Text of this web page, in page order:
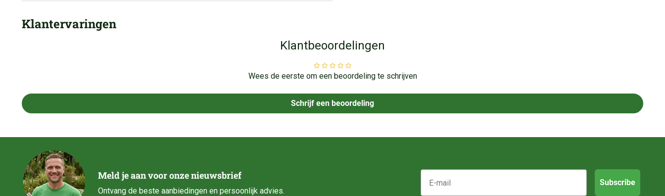
Klantervaringen
Klantbeoordelingen
Wees de eerste om een beoordeling te schrijven
Schrijf een beoordeling
Meld je aan voor onze nieuwsbrief
Ontvang de beste aanbiedingen en persoonlijk advies.
E-mail
Subscribe